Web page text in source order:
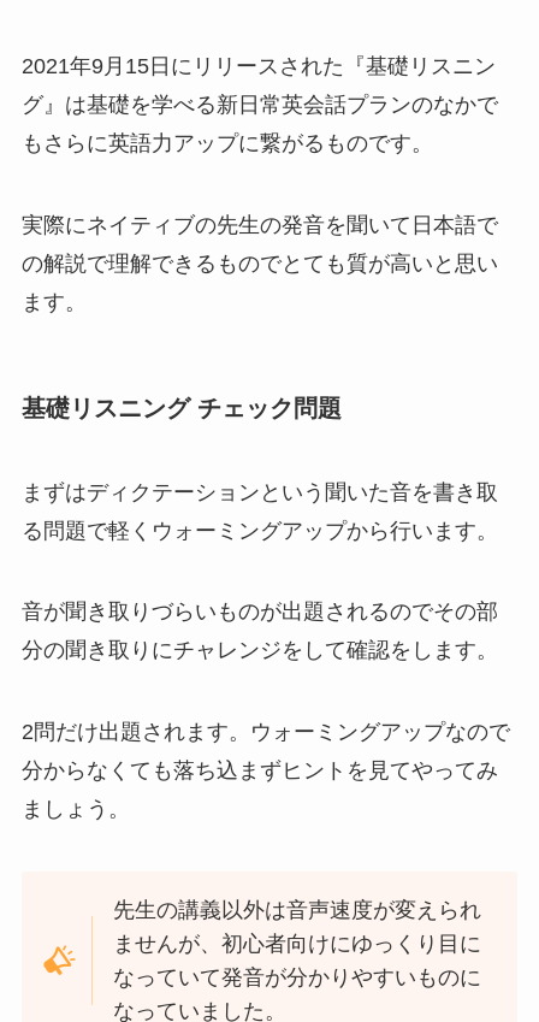
2021年9月15日にリリースされた『基礎リスニン
グ』は基礎を学べる新日常英会話プランのなかで
もさらに英語力アップに繋がるものです。
実際にネイティブの先生の発音を聞いて日本語で
の解説で理解できるものでとても質が高いと思い
ます。
基礎リスニング チェック問題
まずはディクテーションという聞いた音を書き取
る問題で軽くウォーミングアップから行います。
音が聞き取りづらいものが出題されるのでその部
分の聞き取りにチャレンジをして確認をします。
2問だけ出題されます。ウォーミングアップなので
分からなくても落ち込まずヒントを見てやってみ
ましょう。
先生の講義以外は音声速度が変えられ
ませんが、初心者向けにゆっくり目に
なっていて発音が分かりやすいものに
なっていました。